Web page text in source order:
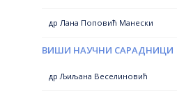
др Лана Поповић Манески
ВИШИ НАУЧНИ САРАДНИЦИ
др Љиљана Веселиновић